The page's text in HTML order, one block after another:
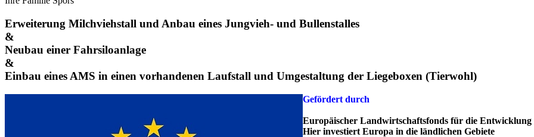
Erweiterung Milchviehstall und Anbau eines Jungvieh- und Bullenstalles
&
Neubau einer Fahrsiloanlage
&
Einbau eines AMS in einen vorhandenen Laufstall und Umgestaltung der Liegeboxen (Tierwohl)
Gefördert durch
Europäischer Landwirtschaftsfonds für die Entwicklung
Hier investiert Europa in die ländlichen Gebiete